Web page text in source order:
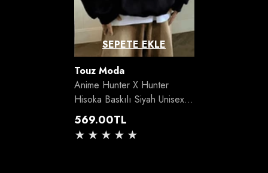
SEPETE EKLE
Satıcı:
Touz Moda
Anime Hunter X Hunter
Hisoka Baskılı Siyah Unisex
Oversize Bisiklet Yaka
Sweatshirt
Normal
fiyat
569.00TL